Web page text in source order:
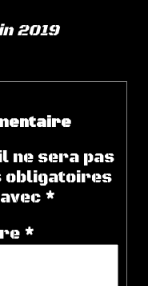
2019
ne sera pas
obligatoires
*
*